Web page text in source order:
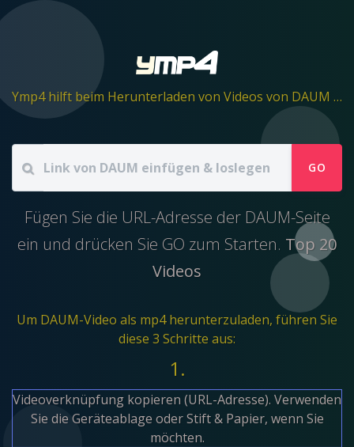
Ymp4 hilft beim Herunterladen von Videos von DAUM in eine mp4-Datei.
GO
Fügen Sie die URL-Adresse der DAUM-Seite
ein und drücken Sie GO zum Starten. Top 20
Videos
Um DAUM-Video als mp4 herunterzuladen, führen Sie
diese 3 Schritte aus:
1.
Videoverknüpfung kopieren (URL-Adresse). Verwenden
Sie die Geräteablage oder Stift & Papier, wenn Sie
möchten.